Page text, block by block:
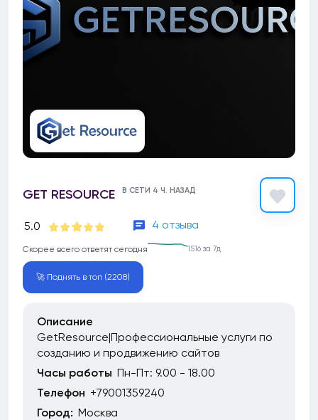
GET RESOURCE В СЕТИ 4 Ч. НАЗАД
5.0 4 отзыва
Скорее всего ответят сегодня 1516 за 7д
🚀 Поднять в топ (2208)
Описание
GetResource|Профессиональные услуги по
созданию и продвижению сайтов
Часы работы Пн-Пт: 9.00 - 18.00
Телефон +79001359240
Город: Москва